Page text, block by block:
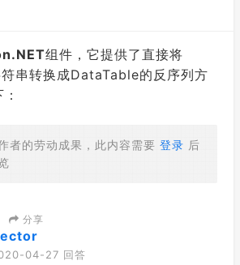
组件，它提供了直接将
串转换成DataTable的反序列方
者的劳动成果，此内容需要 登录 后
分享
04-27 回答